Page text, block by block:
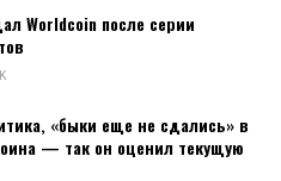
Worldcoin после серии
«быки еще не сдались» в
— так он оценил текущую